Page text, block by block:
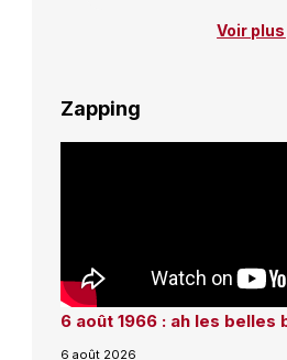
Voir plus
Zapping
6 août 1966 : ah les belles
6 août 2026